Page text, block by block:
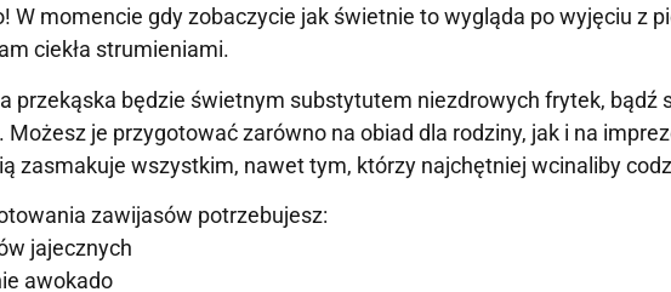
W momencie gdy zobaczycie jak świetnie to wygląda po wyjęciu z
ciekła strumieniami.
przekąska będzie świetnym substytutem niezdrowych frytek, bądź
Możesz je przygotować zarówno na obiad dla rodziny, jak i na
zasmakuje wszystkim, nawet tym, którzy najchętniej wcinaliby
zawijasów potrzebujesz:
jajecznych
awokado